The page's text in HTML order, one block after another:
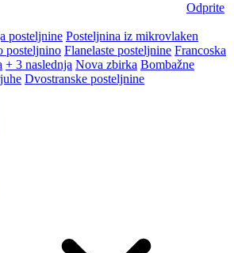
Odprite
posteljnine Posteljnina iz mikrovlaken
posteljnino Flanelaste posteljnine Francoska
+ 3 naslednja Nova zbirka Bombažne
Dvostranske posteljnine